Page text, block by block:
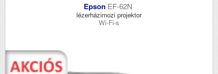
Epson EF-62N
lézerházimozi projektor
Wi-Fi-s